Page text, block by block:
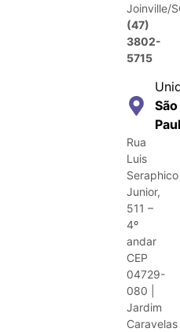
Joinville/
(47)
3802-
5715
São
Rua
Luis
Seraphico
Junior,
511 –
4º
andar
CEP
04729-
080 |
Jardim
Caravelas